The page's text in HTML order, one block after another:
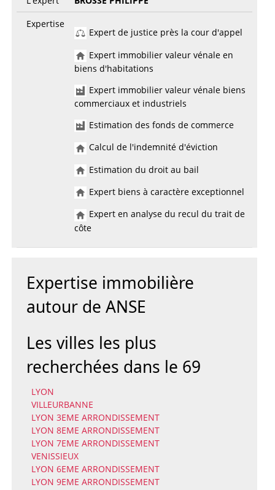
Expertise
Expert de justice près la cour d'appel
Expert immobilier valeur vénale en
biens d'habitations
Expert immobilier valeur vénale biens
commerciaux et industriels
Estimation des fonds de commerce
Calcul de l'indemnité d'éviction
Estimation du droit au bail
Expert biens à caractère exceptionnel
Expert en analyse du recul du trait de
côte
Expertise immobilière
autour de ANSE
Les villes les plus
recherchées dans le 69
LYON
VILLEURBANNE
LYON 3EME ARRONDISSEMENT
LYON 8EME ARRONDISSEMENT
LYON 7EME ARRONDISSEMENT
VENISSIEUX
LYON 6EME ARRONDISSEMENT
LYON 9EME ARRONDISSEMENT